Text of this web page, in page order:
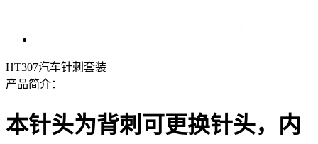
HT307汽车针刺套装
产品简介：
本针头为背刺可更换针头，内